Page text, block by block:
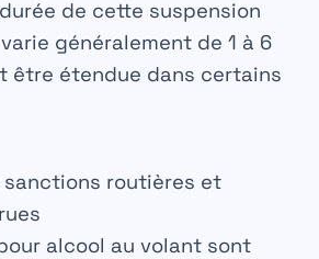
de cette suspension
généralement de 1 à 6
être étendue dans certains
sanctions routières et
alcool au volant sont